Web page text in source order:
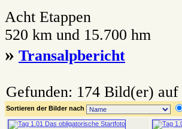
Acht Etappen
520 km und 15.700 hm
» Transalpbericht
Gefunden: 174 Bild(er)
Sortieren der Bilder nach